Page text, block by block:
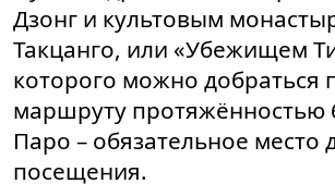
Дзонг и культовым
Такцанго, или «Убежищем
которого можно добраться
маршруту протяжённостью
Паро – обязательное место
посещения.